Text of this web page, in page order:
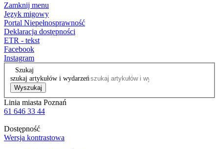
Zamknij menu
Język migowy
Portal Niepełnosprawność
Deklaracja dostępności
ETR - tekst
Facebook
Instagram
Szukaj
szukaj artykułów i wydarzeń
Wyszukaj
Linia miasta Poznań
61 646 33 44
Dostępność
Wersja kontrastowa